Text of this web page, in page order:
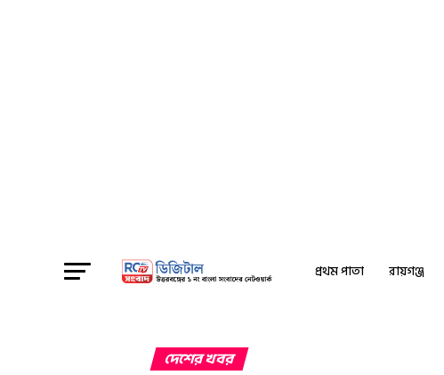
প্রথম পাতা রায়গঞ্জ
দেশের খবর